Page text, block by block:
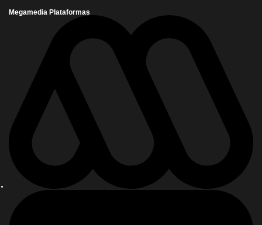
Megamedia Plataformas